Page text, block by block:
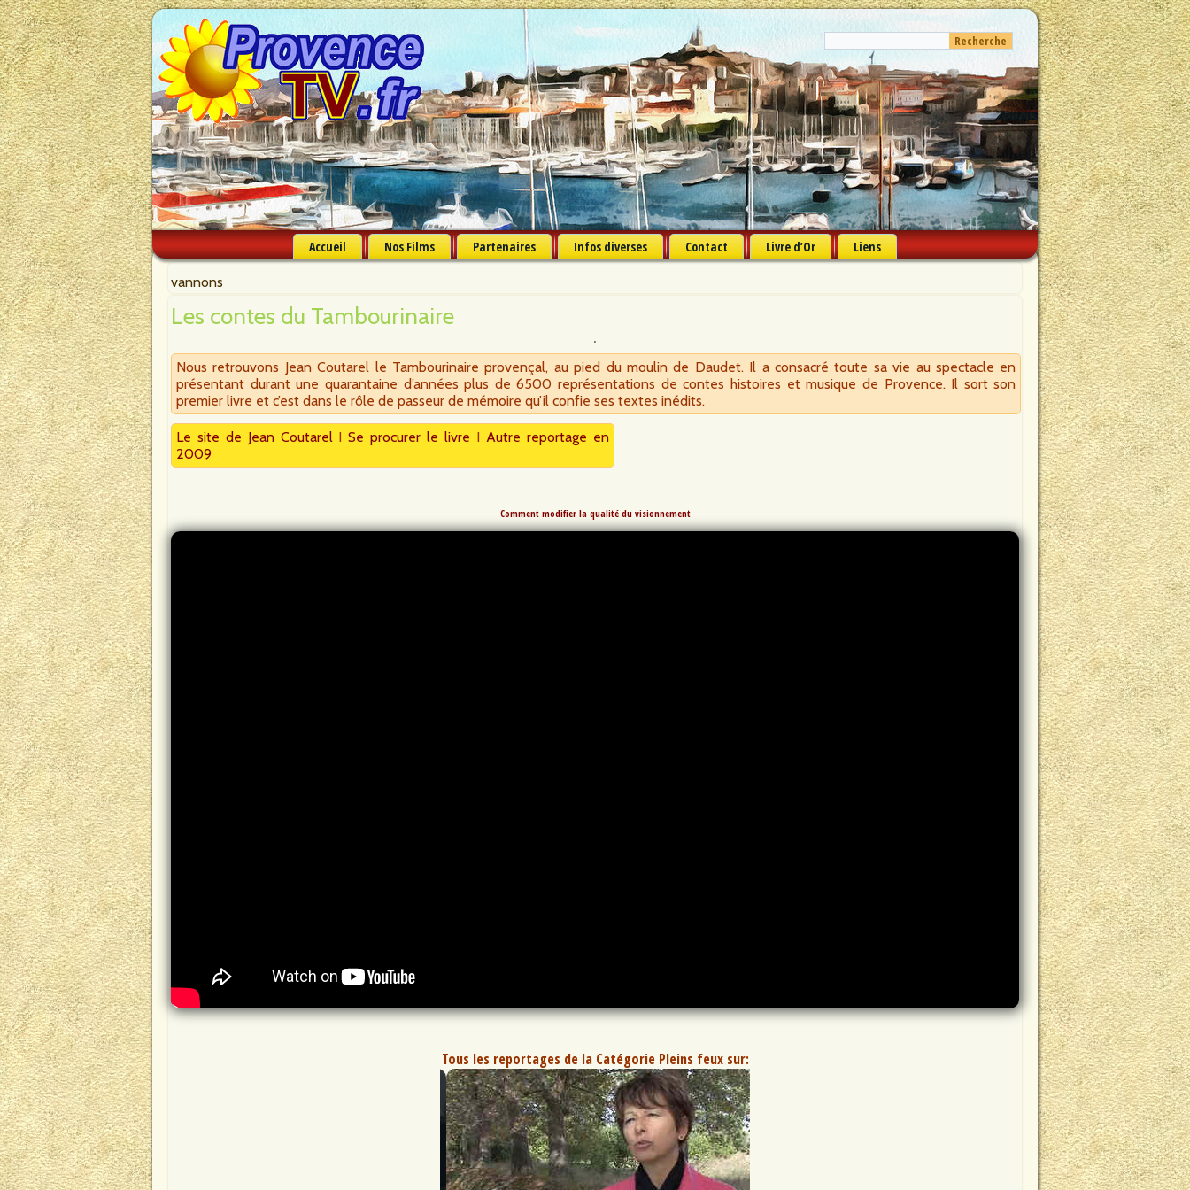
Accueil Nos Films Partenaires Infos diverses Contact Livre d’Or Liens
vannons
Les contes du Tambourinaire
Nous retrouvons Jean Coutarel le Tambourinaire provençal, au pied du moulin de Daudet. Il a consacré toute sa vie au spectacle en
présentant durant une quarantaine d’années plus de 6500 représentations de contes histoires et musique de Provence. Il sort son
premier livre et c’est dans le rôle de passeur de mémoire qu’il confie ses textes inédits.
Le site de Jean CoutarelISe procurer le livre I Autre reportage en
2009
Comment modifier la qualité du visionnement
Tous les reportages de la Catégorie Pleins feux sur: